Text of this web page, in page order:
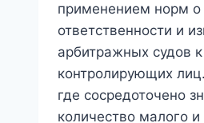
применением норм о
ответственности и
арбитражных судов
контролирующих
где сосредоточено
количество малого